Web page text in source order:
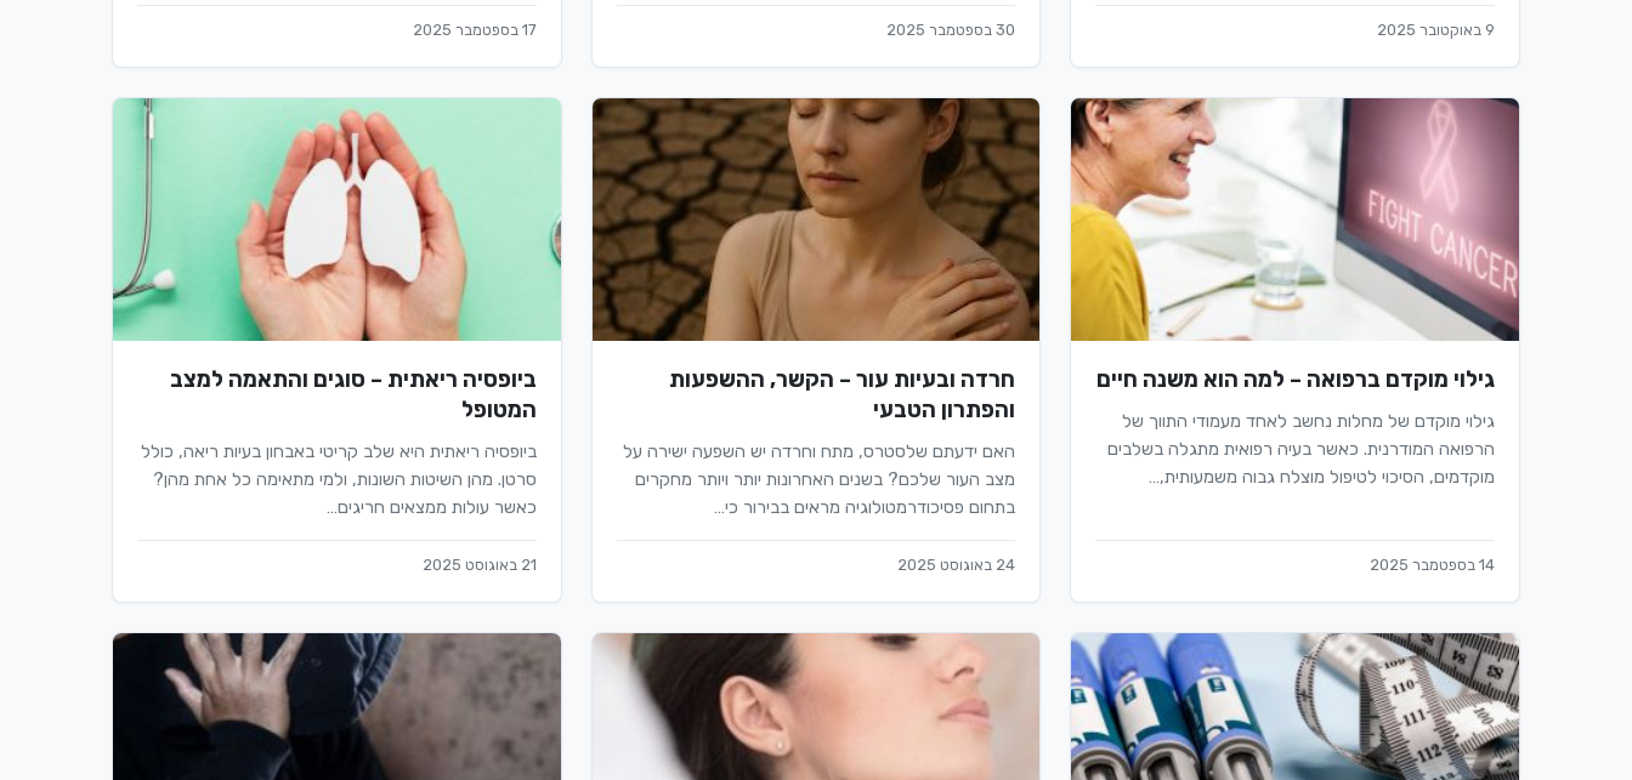
9 באוקטובר 2025 30 בספטמבר 2025 17 בספטמבר 2025
גילוי מוקדם ברפואה – למה הוא משנה חיים
גילוי מוקדם של מחלות נחשב לאחד מעמודי התווך של
הרפואה המודרנית. כאשר בעיה רפואית מתגלה בשלבים
מוקדמים, הסיכוי לטיפול מוצלח גבוה משמעותית,…
14 בספטמבר 2025
חרדה ובעיות עור – הקשר, ההשפעות
והפתרון הטבעי
האם ידעתם שלסטרס, מתח וחרדה יש השפעה ישירה על
מצב העור שלכם? בשנים האחרונות יותר ויותר מחקרים
בתחום פסיכודרמטולוגיה מראים בבירור כי…
24 באוגוסט 2025
ביופסיה ריאתית – סוגים והתאמה למצב
המטופל
ביופסיה ריאתית היא שלב קריטי באבחון בעיות ריאה, כולל
סרטן. מהן השיטות השונות, ולמי מתאימה כל אחת מהן?
כאשר עולות ממצאים חריגים…
21 באוגוסט 2025